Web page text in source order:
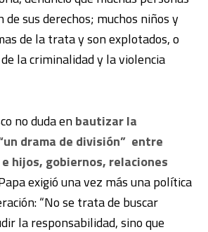
sus derechos; muchos niños y
de la trata y son explotados, o
la criminalidad y la violencia
no duda enbautizar la
drama de división” entre
hijos, gobiernos, relaciones
exigió una vez más una política
“No se trata de buscar
la responsabilidad, sino que